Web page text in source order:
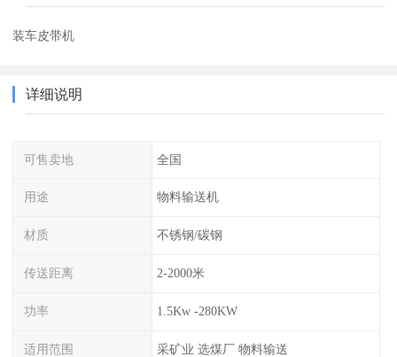
装车皮带机
详细说明
可售卖地 全国
用途 物料输送机
材质 不锈钢/碳钢
传送距离 2-2000米
功率 1.5Kw -280KW
适用范围 采矿业 选煤厂 物料输送